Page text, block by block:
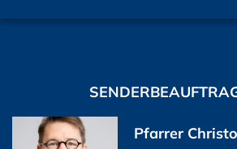
Pfarrer